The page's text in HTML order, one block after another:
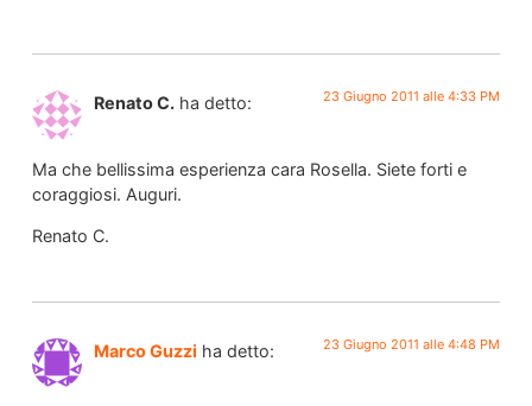
Renato C. ha detto: 23 Giugno 2011 alle 4:33 PM
Ma che bellissima esperienza cara Rosella. Siete forti e
coraggiosi. Auguri.
Renato C.
Marco Guzzi ha detto: 23 Giugno 2011 alle 4:48 PM